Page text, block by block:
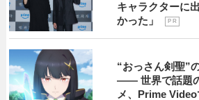
キャラクターに
かった」
P R
“おっさん剣聖”
―― 世界で話題
メ、Prime